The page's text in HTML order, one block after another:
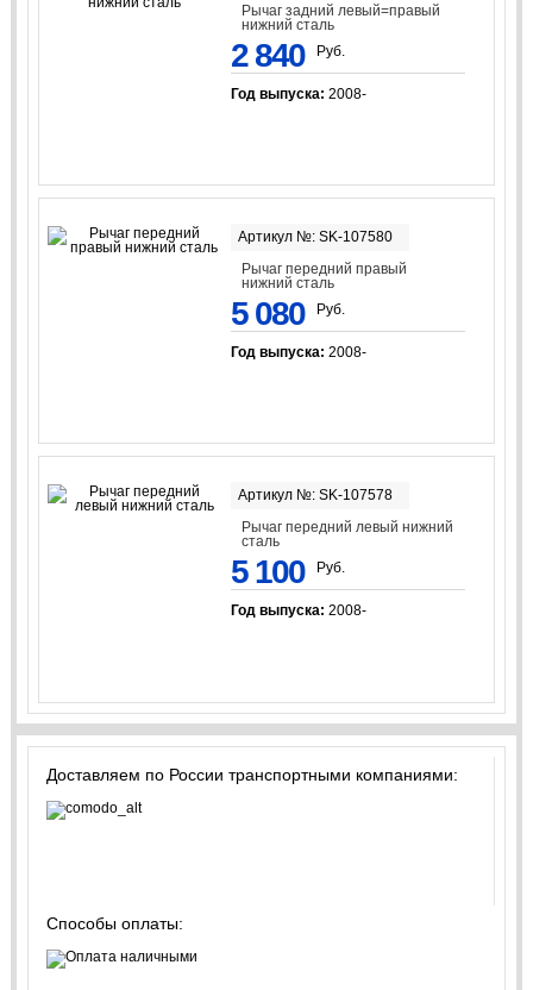
Рычаг задний левый=правый
нижний сталь
2 840 Руб.
Год выпуска: 2008-
Артикул №: SK-107580
Рычаг передний правый
нижний сталь
5 080 Руб.
Год выпуска: 2008-
Артикул №: SK-107578
Рычаг передний левый нижний
сталь
5 100 Руб.
Год выпуска: 2008-
Доставляем по России транспортными компаниями:
Способы оплаты: